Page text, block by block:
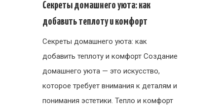
Секреты домашнего уюта: как
добавить теплоту и комфорт
Секреты домашнего уюта: как
добавить теплоту и комфорт Создание
домашнего уюта — это искусство,
которое требует внимания к деталям и
понимания эстетики. Тепло и комфорт